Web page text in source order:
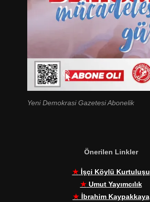
Yeni Demokrasi Gazetesi Abonelik
Önerilen Linkler
★İşçi Köylü Kurtuluşu
★Umut Yayımcılık
★İbrahim Kaypakkaya